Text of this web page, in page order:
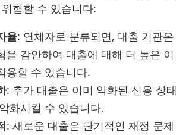
험할 수 있습니다:
율: 연체자로 분류되면, 대출 기관은
을 감안하여 대출에 대해 더 높은 이
용할 수 있습니다.
: 추가 대출은 이미 악화된 신용 상태
화시킬 수 있습니다.
: 새로운 대출은 단기적인 재정 문제